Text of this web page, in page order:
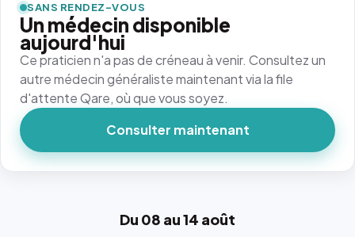
Du 08 au 14 août
SANS RENDEZ-VOUS
Un médecin disponible
aujourd'hui
Ce praticien n'a pas de créneau à venir. Consultez un
autre médecin généraliste maintenant via la file
d'attente Qare, où que vous soyez.
Consulter maintenant